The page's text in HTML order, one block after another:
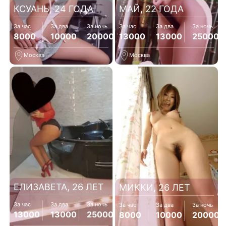
КСУАНЬ, 24 ГОДА
За час
8000
За два
10000
За ночь
20000
Москва
МАЙ, 22 ГОДА
За час
13000
За два
13000
За ночь
25000
Москва
ЕЛИЗАВЕТА, 26 ЛЕТ
За час
13000
За два
13000
За ночь
25000
МИККИ, 26 ЛЕТ
За час
8000
За два
10000
За ночь
20000